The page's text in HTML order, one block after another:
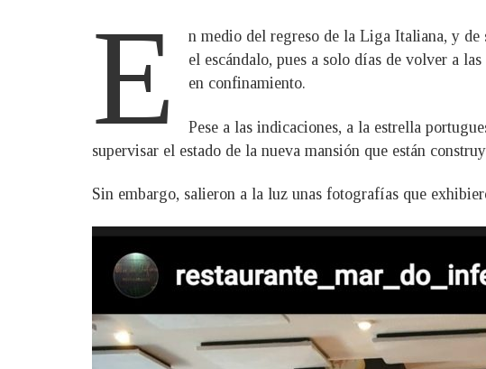
E
n medio del regreso de la Liga Italiana, y de
el escándalo, pues a solo días de volver a
en confinamiento.
Pese a las indicaciones, a la estrella
supervisar el estado de la nueva mansión que están
Sin embargo, salieron a la luz unas fotografías que